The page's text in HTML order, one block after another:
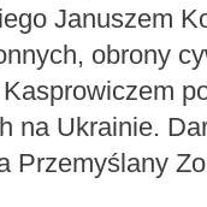
Januszem
obrony
na Ukrainie.
Przemyślany